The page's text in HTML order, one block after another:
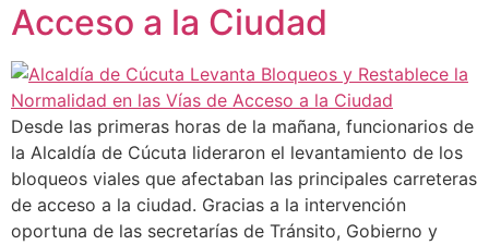
Acceso a la Ciudad
Desde las primeras horas de la mañana, funcionarios de
la Alcaldía de Cúcuta lideraron el levantamiento de los
bloqueos viales que afectaban las principales carreteras
de acceso a la ciudad. Gracias a la intervención
oportuna de las secretarías de Tránsito, Gobierno y